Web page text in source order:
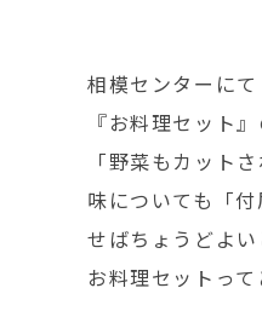
相模センターに
『お料理セット
「野菜もカット
味についても「
せばちょうどよい
お料理セットっ